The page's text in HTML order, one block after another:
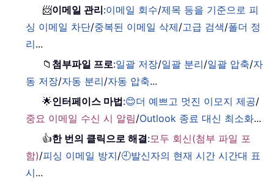
📨이메일 관리:이메일 회수/제목 등을 기준으로 피
싱 이메일 차단/중복된 이메일 삭제/고급 검색/폴더 정
리...
📁 첨부파일 프로:일괄 저장/일괄 분리/일괄 압축/자
동 저장/자동 분리/자동 압축...
🌟인터페이스 마법:😊더 예쁘고 멋진 이모지 제공/
중요 이메일 수신 시 알림/Outlook 종료 대신 최소화...
👍한 번의 클릭으로 해결:모두 회신(첨부 파일 포
함)/피싱 이메일 방지/🕘발신자의 현재 시간 시간대 표
시...